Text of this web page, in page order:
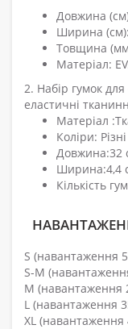
Довжина
Ширина
Товщина
Матеріал:
2. Набір гумок
еластичні
Матеріал
Коліри: Різні
Довжина:32
Ширина:4,4
Кількість
S (навантаження
S-M
M (навантаження
L (навантаження
XL (навантаження